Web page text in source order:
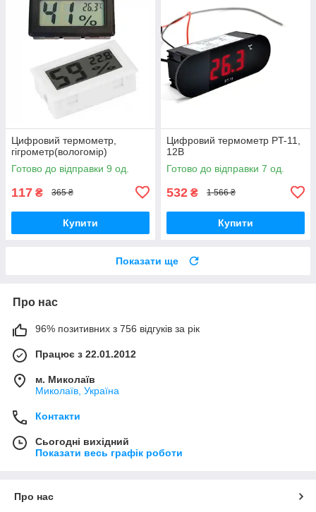
Цифровий термометр,
гігрометр(вологомір)
Готово до відправки 9 од.
117 ₴ 365 ₴
Купити
Цифровий термометр PT-11,
12В
Готово до відправки 7 од.
532 ₴ 1 566 ₴
Купити
Показати ще
Про нас
96% позитивних з 756 відгуків за рік
Працює з 22.01.2012
м. Миколаїв
Миколаїв, Україна
Контакти
Сьогодні вихідний
Показати весь графік роботи
Про нас